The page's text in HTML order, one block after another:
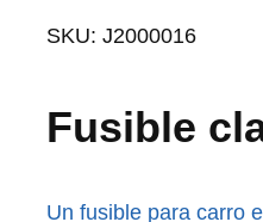
SKU: J2000016
Fusible
Un fusible para carro